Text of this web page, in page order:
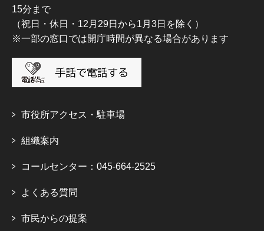
15分まで
（祝日・休日・12月29日から1月3日を除く）
※一部の窓口では開庁時間が異なる場合があります
市役所アクセス・駐車場
組織案内
コールセンター：045-664-2525
よくある質問
市民からの提案